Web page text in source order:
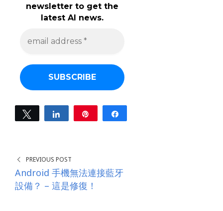
newsletter to get the
latest AI news.
a
d
r
e
s
Tweet Share
PREVIOUS POST
Android 手機無法連接藍牙
設備？ – 這是修復！